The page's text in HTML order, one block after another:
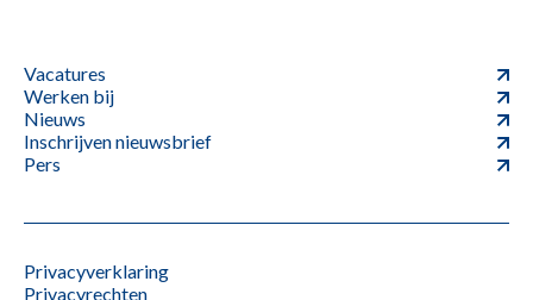
Vacatures
Werken bij
Nieuws
Inschrijven nieuwsbrief
Pers
Privacyverklaring
Privacyrechten